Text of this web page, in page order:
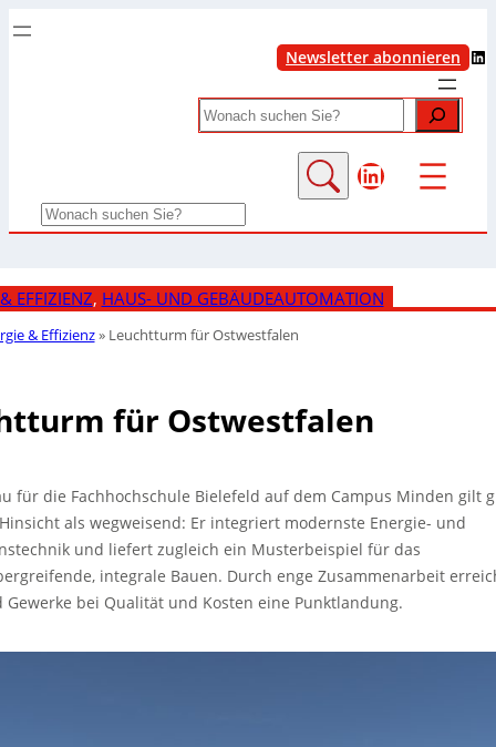
Newsletter abonnieren LinkedIn
Search
LinkedIn
Search
EFFIZIENZ, HAUS- UND GEBÄUDEAUTOMATION
& Effizienz» Leuchtturm für Ostwestfalen
für Ostwestfalen
für die Fachhochschule Bielefeld auf dem Campus Minden gilt
als wegweisend: Er integriert modernste Energie- und
und liefert zugleich ein Musterbeispiel für das
integrale Bauen. Durch enge Zusammenarbeit
Gewerke bei Qualität und Kosten eine Punktlandung.